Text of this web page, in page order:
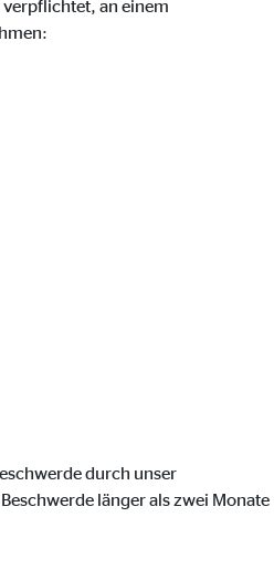
an einem
durch unser
länger als zwei Monate